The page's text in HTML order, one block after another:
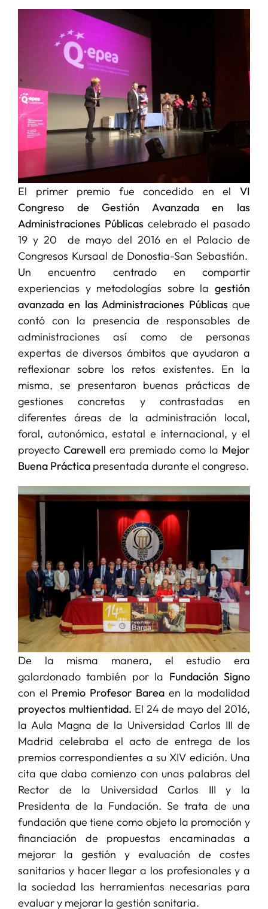
El primer premio fue concedido en el VI
Congreso de Gestión Avanzada en las
Administraciones Públicas celebrado el pasado
19 y 20 de mayo del 2016 en el Palacio de
Congresos Kursaal de Donostia-San Sebastián.
Un encuentro centrado en compartir
experiencias y metodologías sobre la gestión
avanzada en las Administraciones Públicas que
contó con la presencia de responsables de
administraciones así como de personas
expertas de diversos ámbitos que ayudaron a
reflexionar sobre los retos existentes. En la
misma, se presentaron buenas prácticas de
gestiones concretas y contrastadas en
diferentes áreas de la administración local,
foral, autonómica, estatal e internacional, y el
proyecto Carewell era premiado como la Mejor
Buena Práctica presentada durante el congreso.
De la misma manera, el estudio era
galardonado también por la Fundación Signo
con el Premio Profesor Barea en la modalidad
proyectos multientidad. El 24 de mayo del 2016,
la Aula Magna de la Universidad Carlos III de
Madrid celebraba el acto de entrega de los
premios correspondientes a su XIV edición. Una
cita que daba comienzo con unas palabras del
Rector de la Universidad Carlos III y la
Presidenta de la Fundación. Se trata de una
fundación que tiene como objeto la promoción y
financiación de propuestas encaminadas a
mejorar la gestión y evaluación de costes
sanitarios y hacer llegar a los profesionales y a
la sociedad las herramientas necesarias para
evaluar y mejorar la gestión sanitaria.